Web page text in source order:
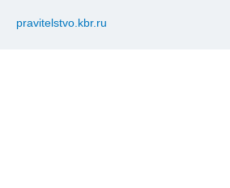
pravitelstvo.kbr.ru